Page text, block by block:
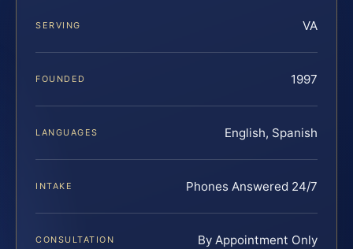
SERVING VA
FOUNDED 1997
LANGUAGES English, Spanish
INTAKE Phones Answered 24/7
CONSULTATION By Appointment Only